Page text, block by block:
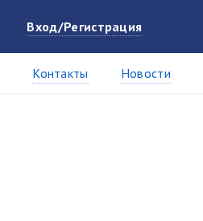
Вход/Регистрация
Контакты Новости